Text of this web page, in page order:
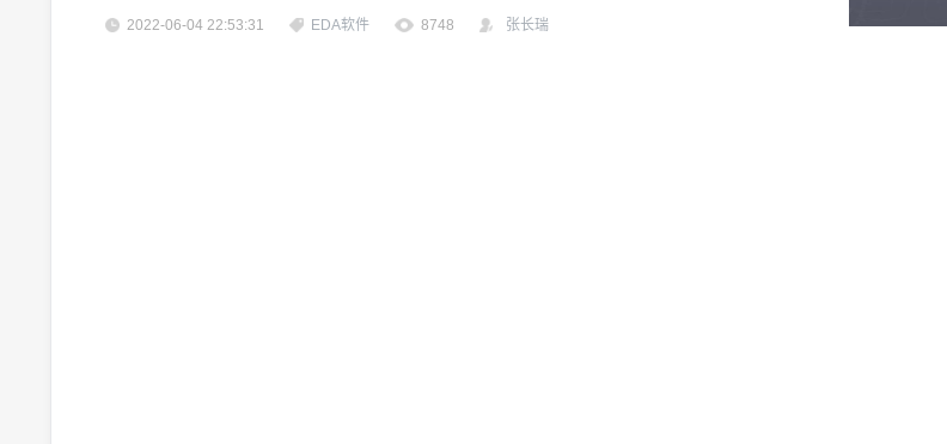
DSLMD_LIC...
2022-06-04 22:53:31 EDA软件 8748 张长瑞